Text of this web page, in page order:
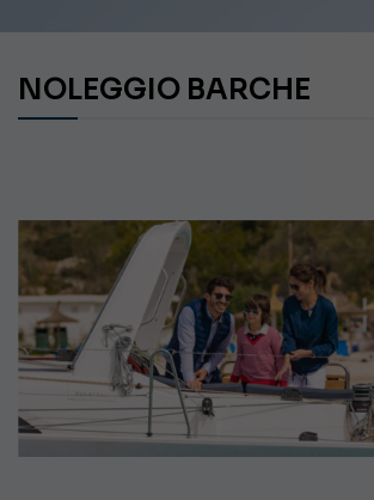
NOLEGGIO BARCHE